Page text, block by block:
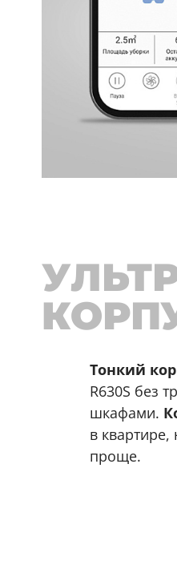
Тонкий
R630S без
шкафами.
в квартире,
проще.